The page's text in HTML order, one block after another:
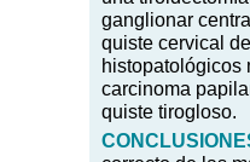
ganglionar
quiste cervical
histopatológicos
carcinoma
quiste tirogloso.